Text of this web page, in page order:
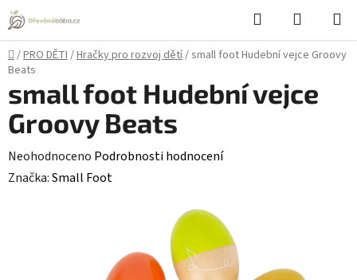
Přejít
na
obsah
Hledat
KOŠÍK
Domů
/PRO DĚTI/Hračky pro rozvoj dětí/small foot Hudební vejce Groovy
Beats
small foot Hudební vejce
Groovy Beats
Průměrné
hodnocení
Neohodnoceno Podrobnosti hodnocení
Značka:Small Foot